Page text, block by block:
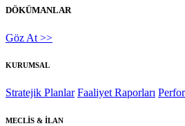
DÖKÜMANLAR
Göz At >>
KURUMSAL
Stratejik Planlar Faaliyet Raporları
MECLİS & İLAN